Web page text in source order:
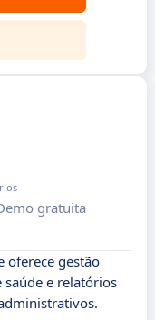
gratuita
oferece gestão
e relatórios